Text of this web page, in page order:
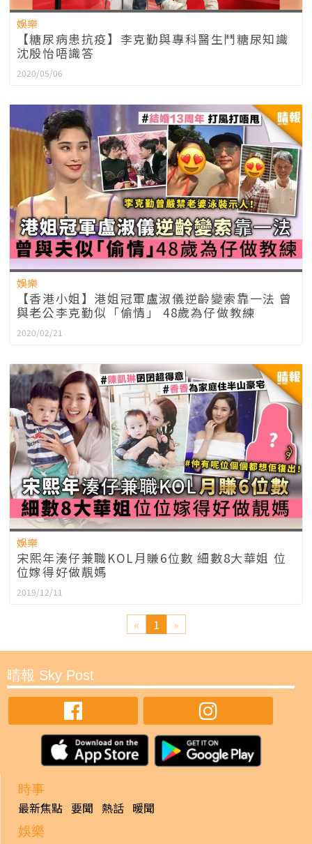
娛樂
【糖尿病患抗疫】李克勤與專科醫生鬥糖尿知識
沈殷怡唔識答
2020/05/06
娛樂
【香港小姐】港姐冠軍盧淑儀逆齡變索靠一法 曾
與老公李克勤似「偷情」 48歲為仔做教練
2020/02/21
娛樂
宋熙年湊仔兼職KOL月賺6位數 細數8大華姐 位
位嫁得好做靚媽
2019/12/11
« 1 »
晴報 Sky Post
時事
最新焦點 要聞 熱話 暖聞
娛樂